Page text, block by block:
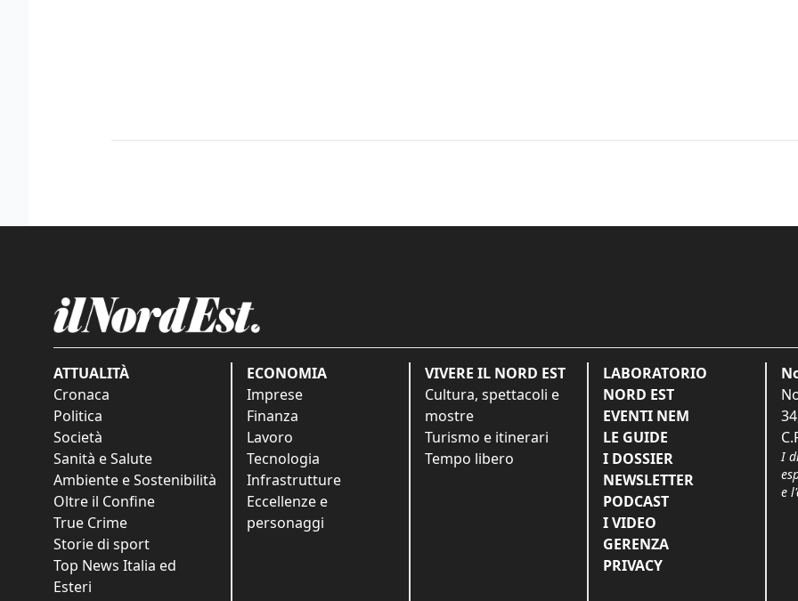
ATTUALITÀ
Cronaca
Politica
Società
Sanità e Salute
Ambiente e Sostenibilità
Oltre il Confine
True Crime
Storie di sport
Top News Italia ed
Esteri
ECONOMIA
Imprese
Finanza
Lavoro
Tecnologia
Infrastrutture
Eccellenze e
personaggi
VIVERE IL NORD EST
Cultura, spettacoli e
mostre
Turismo e itinerari
Tempo libero
LABORATORIO
NORD EST
EVENTI NEM
LE GUIDE
I DOSSIER
NEWSLETTER
PODCAST
I VIDEO
GERENZA
PRIVACY
I
e